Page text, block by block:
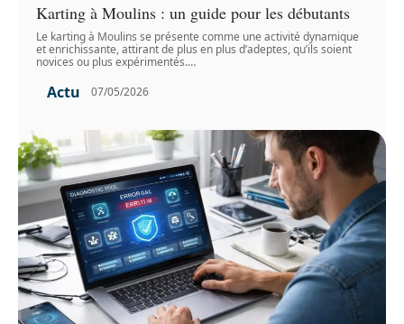
Karting à Moulins : un guide pour les débutants
Le karting à Moulins se présente comme une activité dynamique
et enrichissante, attirant de plus en plus d’adeptes, qu’ils soient
novices ou plus expérimentés.…
Actu 07/05/2026